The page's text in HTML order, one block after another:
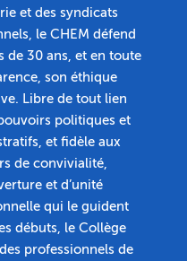
et des syndicats
le CHEM défend
de 30 ans, et en toute
son éthique
Libre de tout lien
politiques et
et fidèle aux
de convivialité,
et d’unité
qui le guident
débuts, le Collège
professionnels de